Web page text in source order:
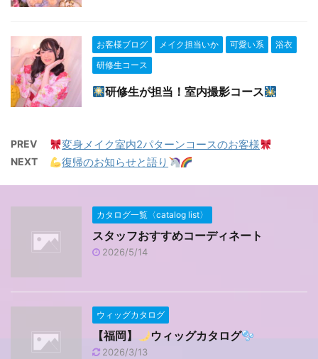
お客様ブログ メイク担当いか 可愛い系
浴衣
研修生コース
研修生が担当！室内撮影コース
PREV 変身メイク室内2パターンコースのお客様
NEXT 復帰のお知らせと語り
カタログ一覧〈catalog list〉
スタッフおすすめコーディネート
2026/5/14
ウィッグカタログ
【福岡】 ウィッグカタログ
2026/3/13